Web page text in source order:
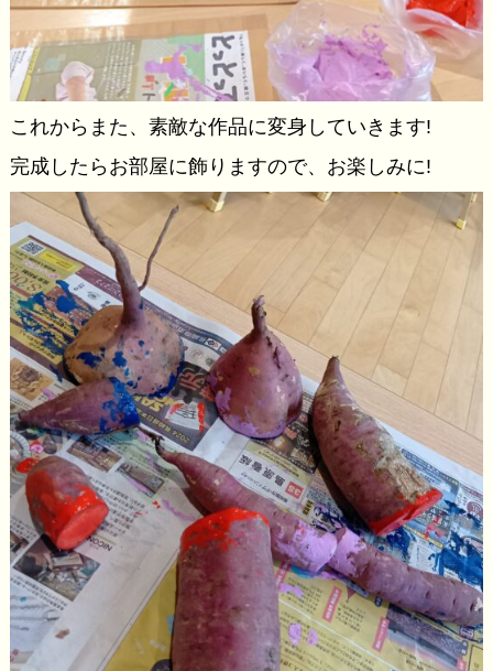
これからまた、素敵な作品に変身していきます!
完成したらお部屋に飾りますので、お楽しみに!